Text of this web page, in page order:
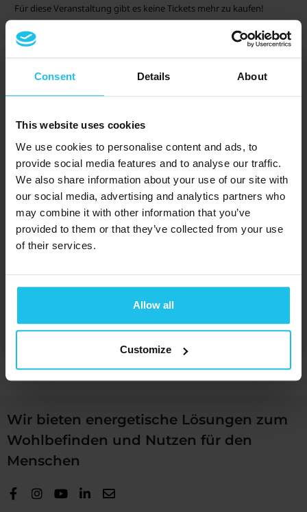
Consent Details About
This website uses cookies
We use cookies to personalise content and ads, to
provide social media features and to analyse our traffic.
We also share information about your use of our site with
our social media, advertising and analytics partners who
may combine it with other information that you’ve
provided to them or that they’ve collected from your use
of their services.
Allow all
Customize
Für diese Veranstaltung gibt es keine Tickets mehr zu kaufen!
Referenten für diese Veranstaltung
Margrét Margrétardottir
Wir bieten energetische Lösungen zum
Wohlbefinden und Nutzen für den
Menschen